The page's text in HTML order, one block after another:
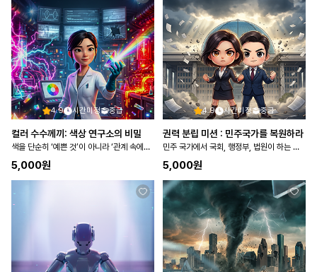
4.9 시간미정 중급
컬러 수수께끼: 색상 연구소의 비밀
색을 단순히 ‘예쁜 것’이 아니라 ‘관계 속에서 변화하는 요소’로 인식
5,000원
4.9 시간미정 중급
권력 분립 미션 : 민주국가를 복원하라
민주 국가에서 국회, 행정부, 법원이 하는 일에 대해 이해하고, 각 국가기관의 권력을 분립하는 이유를 탐색한…
5,000원